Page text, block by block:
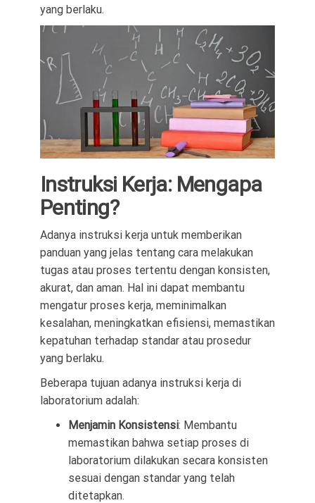
yang berlaku.
Instruksi Kerja: Mengapa
Penting?
Adanya instruksi kerja untuk memberikan
panduan yang jelas tentang cara melakukan
tugas atau proses tertentu dengan konsisten,
akurat, dan aman. Hal ini dapat membantu
mengatur proses kerja, meminimalkan
kesalahan, meningkatkan efisiensi, memastikan
kepatuhan terhadap standar atau prosedur
yang berlaku.
Beberapa tujuan adanya instruksi kerja di
laboratorium adalah:
Menjamin Konsistensi: Membantu
memastikan bahwa setiap proses di
laboratorium dilakukan secara konsisten
sesuai dengan standar yang telah
ditetapkan.